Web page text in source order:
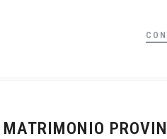
MATRIMONIO